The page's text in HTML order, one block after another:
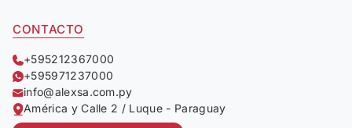
CONTACTO
+595212367000
+595971237000
info@alexsa.com.py
América y Calle 2 / Luque - Paraguay